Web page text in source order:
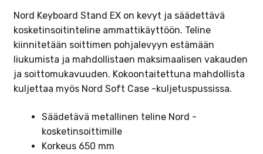
Nord Keyboard Stand EX on kevyt ja säädettävä
kosketinsoitinteline ammattikäyttöön. Teline
kiinnitetään soittimen pohjalevyyn estämään
liukumista ja mahdollistaen maksimaalisen vakauden
ja soittomukavuuden. Kokoontaitettuna mahdollista
kuljettaa myös Nord Soft Case -kuljetuspussissa.
Säädetävä metallinen teline Nord -
kosketinsoittimille
Korkeus 650 mm